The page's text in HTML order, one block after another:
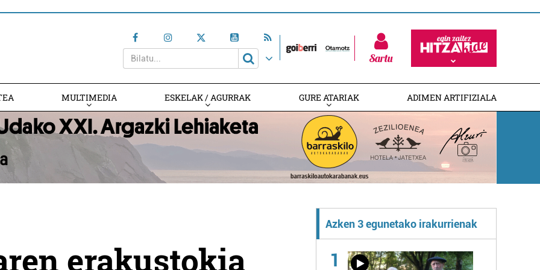
Sartu
MULTIMEDIA ESKELAK / AGURRAK GURE ATARIAK ADIMEN ARTIFIZIALA
erakustokia
Azken 3 egunetako irakurrienak
1